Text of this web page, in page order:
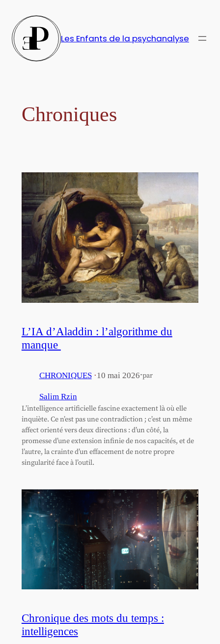
contenu
Les Enfants de la psychanalyse
Chroniques
L’IA d’Aladdin : l’algorithme du
manque
CHRONIQUES·10 mai 2026·par
Salim Rzin
L’intelligence artificielle fascine exactement là où elle
inquiète. Ce n’est pas une contradiction ; c’est un même
affect orienté vers deux directions : d’un côté, la
promesse d’une extension infinie de nos capacités, et de
l’autre, la crainte d’un effacement de notre propre
singularité face à l’outil.
Chronique des mots du temps :
intelligences